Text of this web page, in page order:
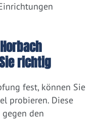
richtig
fest, können Sie
probieren. Diese
den